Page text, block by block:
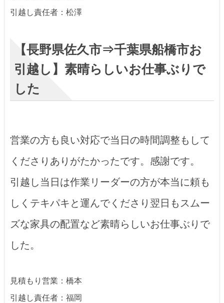
引越し責任者：松澤
【長野県佐久市⇒千葉県船橋市お
引越し】素晴らしいお仕事ぶりで
した
営業の方も良い対応で当日の時間調整もして
くださりありがたかったです。感謝です。
引越し当日は作業リーダーの方が本当に頼も
しくテキパキと運んでくださり翌日もスムー
ズな家具の配置など素晴らしいお仕事ぶりで
した。
見積もり営業：橋本
引越し責任者：福岡